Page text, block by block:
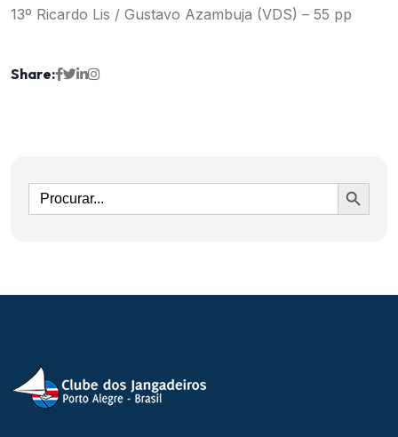
13º Ricardo Lis / Gustavo Azambuja (VDS) – 55 pp
Share:
Ir